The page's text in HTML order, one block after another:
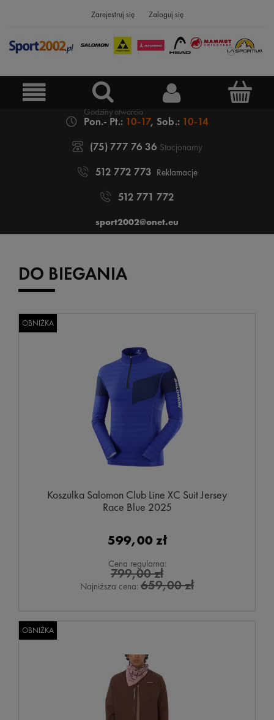
Zarejestruj się Zaloguj się
Pon.- Pt.: 10-17, Sob.: 10-14
(75) 777 76 36 Stacjonarny
512 772 773 Reklamacje
512 771 772
sport2002@onet.eu
DO BIEGANIA
Koszulka Salomon Club Line XC Suit Jersey
Race Blue 2025
599,00 zł
Cena regularna:
799,00 zł
Najniższa cena: 659,00 zł
OBNIŻKA
OBNIŻKA